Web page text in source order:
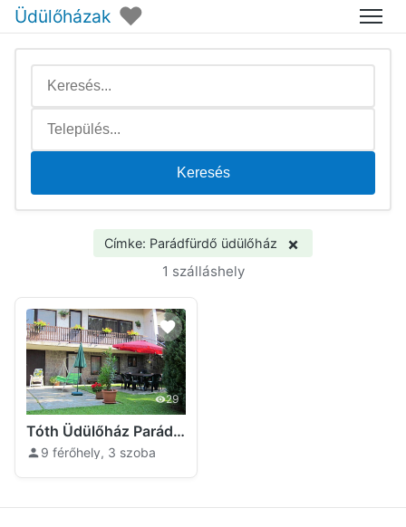
Üdülőházak ♥ Menü
Keresés
Címke: Parádfürdő üdülőház ×
1 szálláshely
29
Tóth Üdülőház Parádfürdő
9 férőhely, 3 szoba